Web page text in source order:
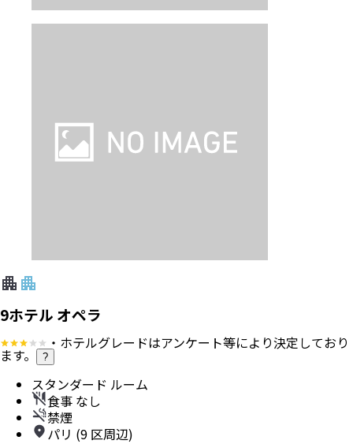
9ホテル オペラ
・ホテルグレードはアンケート等により決定しており
ます。 ?
スタンダード ルーム
食事 なし
禁煙
パリ (9 区周辺)